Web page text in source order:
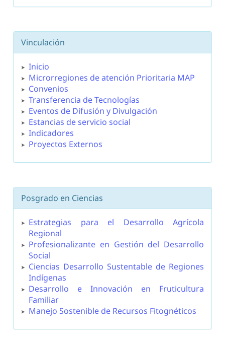
Vinculación
Inicio
Microrregiones de atención Prioritaria MAP
Convenios
Transferencia de Tecnologías
Eventos de Difusión y Divulgación
Estancias de servicio social
Indicadores
Proyectos Externos
Posgrado en Ciencias
Estrategias para el Desarrollo Agrícola
Regional
Profesionalizante en Gestión del Desarrollo
Social
Ciencias Desarrollo Sustentable de Regiones
Indígenas
Desarrollo e Innovación en Fruticultura
Familiar
Manejo Sostenible de Recursos Fitognéticos